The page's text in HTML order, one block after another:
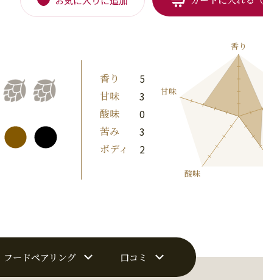
香り 5
甘味 3
酸味 0
苦み 3
ボディ 2
フードペアリング 口コミ